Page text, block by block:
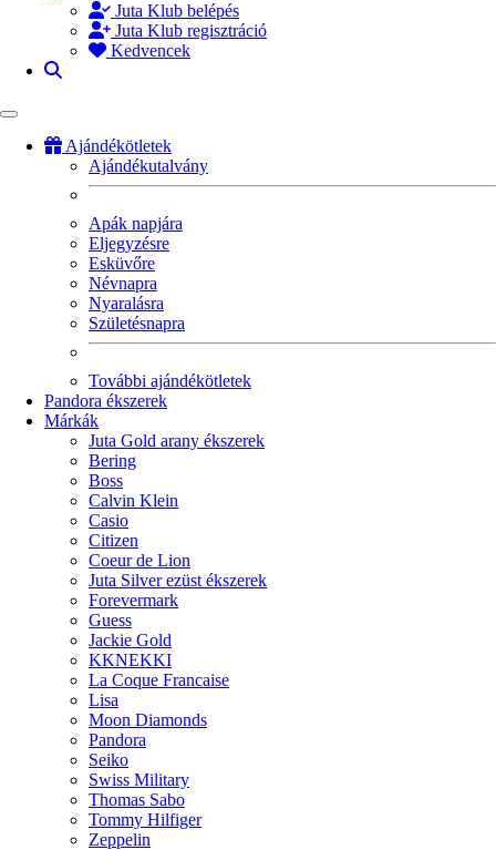
Juta Klub belépés
Juta Klub regisztráció
Kedvencek
Ajándékötletek
Ajándékutalvány
Apák napjára
Eljegyzésre
Esküvőre
Névnapra
Nyaralásra
Születésnapra
További ajándékötletek
Pandora ékszerek
Márkák
Juta Gold arany ékszerek
Bering
Boss
Calvin Klein
Casio
Citizen
Coeur de Lion
Juta Silver ezüst ékszerek
Forevermark
Guess
Jackie Gold
KKNEKKI
La Coque Francaise
Lisa
Moon Diamonds
Pandora
Seiko
Swiss Military
Thomas Sabo
Tommy Hilfiger
Zeppelin